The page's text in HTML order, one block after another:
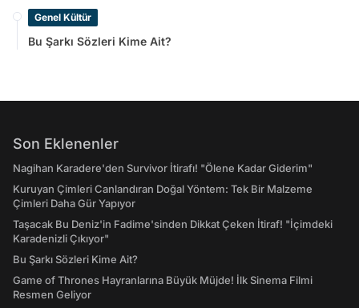
Genel Kültür
Bu Şarkı Sözleri Kime Ait?
Son Eklenenler
Nagihan Karadere'den Survivor İtirafı! "Ölene Kadar Giderim"
Kuruyan Çimleri Canlandıran Doğal Yöntem: Tek Bir Malzeme
Çimleri Daha Gür Yapıyor
Taşacak Bu Deniz'in Fadime'sinden Dikkat Çeken İtiraf! "İçimdeki
Karadenizli Çıkıyor"
Bu Şarkı Sözleri Kime Ait?
Game of Thrones Hayranlarına Büyük Müjde! İlk Sinema Filmi
Resmen Geliyor